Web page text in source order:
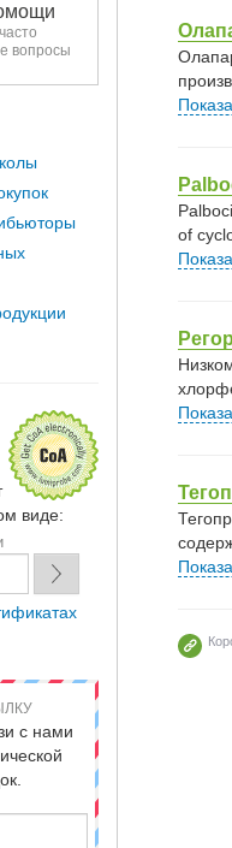
of
вопросы
виде:
с нами